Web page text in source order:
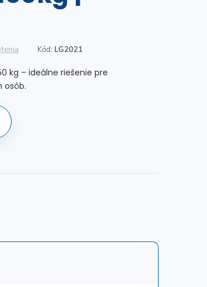
Kód: LG2021
kg – ideálne riešenie pre
osôb.